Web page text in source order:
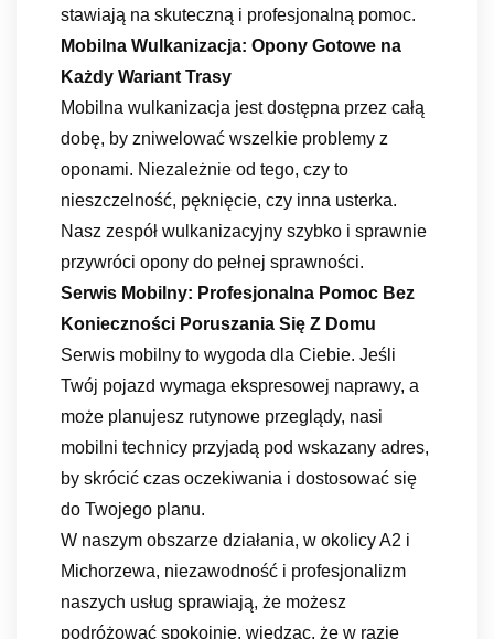
stawiają na skuteczną i profesjonalną pomoc.
Mobilna Wulkanizacja: Opony Gotowe na
Każdy Wariant Trasy
Mobilna wulkanizacja jest dostępna przez całą
dobę, by zniwelować wszelkie problemy z
oponami. Niezależnie od tego, czy to
nieszczelność, pęknięcie, czy inna usterka.
Nasz zespół wulkanizacyjny szybko i sprawnie
przywróci opony do pełnej sprawności.
Serwis Mobilny: Profesjonalna Pomoc Bez
Konieczności Poruszania Się Z Domu
Serwis mobilny to wygoda dla Ciebie. Jeśli
Twój pojazd wymaga ekspresowej naprawy, a
może planujesz rutynowe przeglądy, nasi
mobilni technicy przyjadą pod wskazany adres,
by skrócić czas oczekiwania i dostosować się
do Twojego planu.
W naszym obszarze działania, w okolicy A2 i
Michorzewa, niezawodność i profesjonalizm
naszych usług sprawiają, że możesz
podróżować spokojnie, wiedząc, że w razie